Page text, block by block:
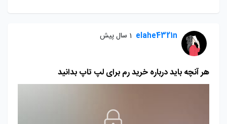
elahe4321n 1 سال پیش
هر آنچه باید درباره خرید رم برای لپ تاپ بدانید